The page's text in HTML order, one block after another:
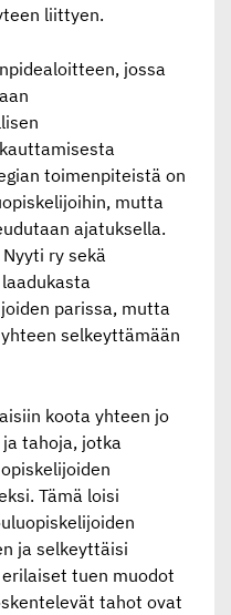
liittyen.
jossa
toimenpiteistä on
mutta
ajatuksella.
ry sekä
parissa, mutta
selkeyttämään
koota yhteen jo
tahoja, jotka
Tämä loisi
ja selkeyttäisi
tuen muodot
tahot ovat